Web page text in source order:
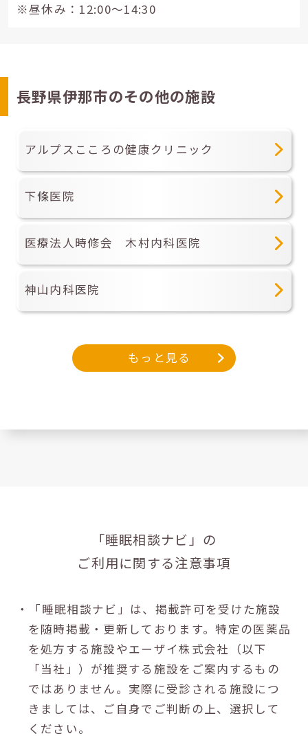
※昼休み：12:00～14:30
長野県伊那市のその他の施設
アルプスこころの健康クリニック
下條医院
医療法人時修会 木村内科医院
神山内科医院
もっと見る
「睡眠相談ナビ」の
ご利用に関する注意事項
・「睡眠相談ナビ」は、掲載許可を受けた施設
を随時掲載・更新しております。特定の医薬品
を処方する施設やエーザイ株式会社（以下
「当社」）が推奨する施設をご案内するもの
ではありません。実際に受診される施設につ
きましては、ご自身でご判断の上、選択して
ください。